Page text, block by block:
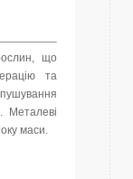
що
та
Металеві
маси.